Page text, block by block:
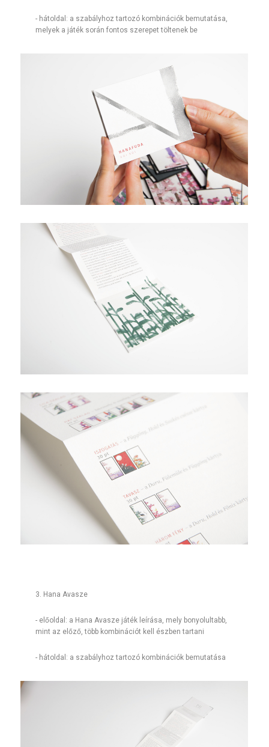
- hátoldal: a szabályhoz tartozó kombinációk bemutatása,
melyek a játék során fontos szerepet töltenek be
​​​3. Hana Avasze
- előoldal: a Hana Avasze játék leírása, mely bonyolultabb,
mint az előző, több kombinációt kell észben tartani
- hátoldal: a szabályhoz tartozó kombinációk bemutatása